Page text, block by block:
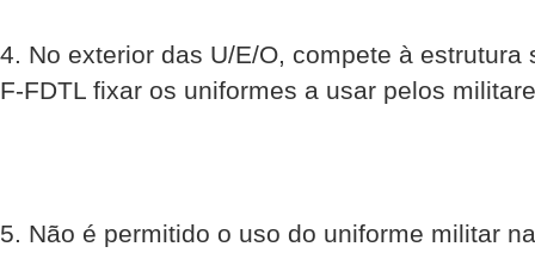
4. No exterior das U/E/O, compete à estrutura
F-FDTL fixar os uniformes a usar pelos
5. Não é permitido o uso do uniforme militar